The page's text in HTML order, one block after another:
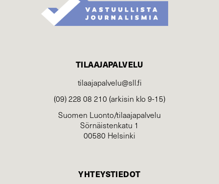
TILAAJAPALVELU
tilaajapalvelu@sll.fi
(09) 228 08 210 (arkisin klo 9-15)
Suomen Luonto/tilaajapalvelu
Sörnäistenkatu 1
00580 Helsinki
YHTEYSTIEDOT